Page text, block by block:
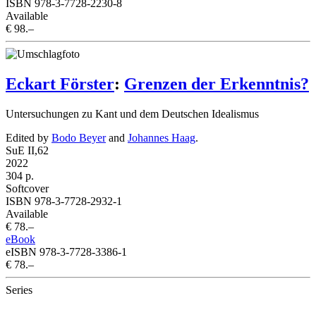
ISBN 978-3-7728-2230-8
Available
€ 98.–
Eckart Förster: Grenzen der Erkenntnis?
Untersuchungen zu Kant und dem Deutschen Idealismus
Edited by Bodo Beyerand Johannes Haag.
SuE II,62
2022
304 p.
Softcover
ISBN 978-3-7728-2932-1
Available
€ 78.–
eBook
eISBN 978-3-7728-3386-1
€ 78.–
Series